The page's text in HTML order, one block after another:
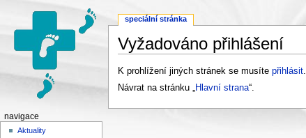
Vyžadováno přihlášení
K prohlížení jiných stránek se musíte přihlásit.
Návrat na stránku „Hlavní strana“.
speciální stránka
navigace
Aktuality